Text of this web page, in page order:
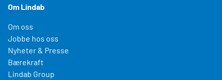
Om Lindab
Om oss
Jobbe hos oss
Nyheter & Presse
Bærekraft
Lindab Group